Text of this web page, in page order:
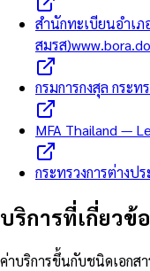
สำนักทะเบียนอำเภ
สมรส)
กรมการกงสุล กระท
MFA Thailand —
กระทรวงการต่างป
บริการที่เกี่ยวข้
ค่าบริการขึ้นกับชนิดเอกส